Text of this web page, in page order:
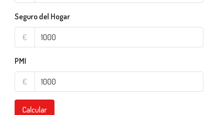
Seguro del Hogar
€
PMI
€
Calcular